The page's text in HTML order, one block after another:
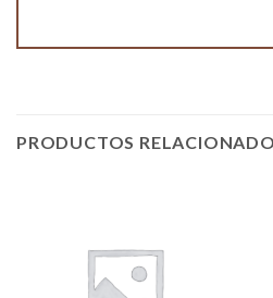
PRODUCTOS